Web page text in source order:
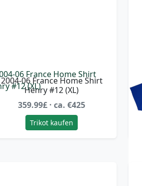
2004-06 France Home Shirt
Henry #12 (XL)
359.99£ · ca. €425
Trikot kaufen